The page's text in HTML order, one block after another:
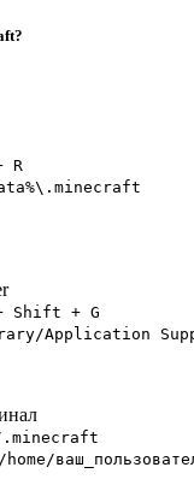
R
Shift + G
Application
/home/